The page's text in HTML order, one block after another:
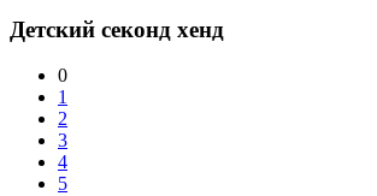
Детский секонд хенд
0
1
2
3
4
5